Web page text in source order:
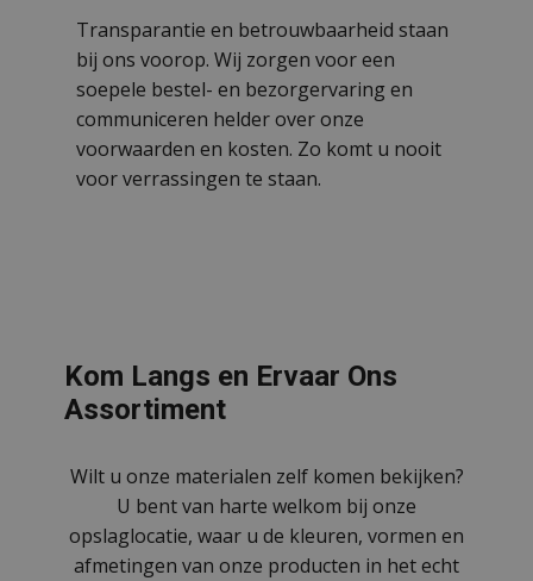
Transparantie en betrouwbaarheid staan
bij ons voorop. Wij zorgen voor een
soepele bestel- en bezorgervaring en
communiceren helder over onze
voorwaarden en kosten. Zo komt u nooit
voor verrassingen te staan.
Kom Langs en Ervaar Ons
Assortiment
Wilt u onze materialen zelf komen bekijken?
U bent van harte welkom bij onze
opslaglocatie, waar u de kleuren, vormen en
afmetingen van onze producten in het echt